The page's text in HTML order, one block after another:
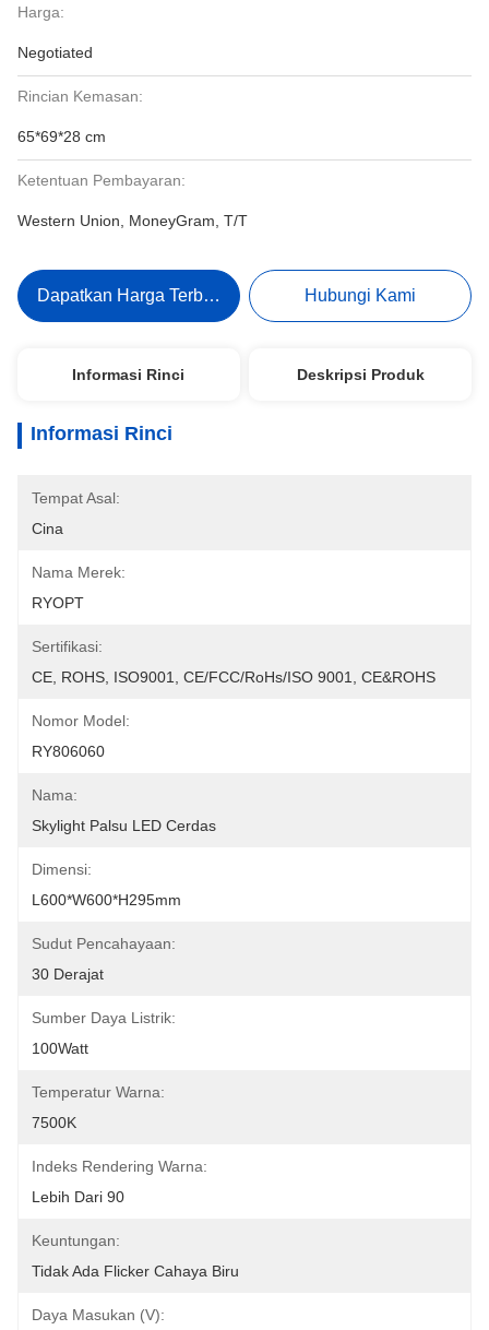
Harga:
Negotiated
Rincian Kemasan:
65*69*28 cm
Ketentuan Pembayaran:
Western Union, MoneyGram, T/T
Dapatkan Harga Terbaik Hubungi Kami
Informasi Rinci Deskripsi Produk
Informasi Rinci
Tempat Asal:
Cina
Nama Merek:
RYOPT
Sertifikasi:
CE, ROHS, ISO9001, CE/FCC/RoHs/ISO 9001, CE&ROHS
Nomor Model:
RY806060
Nama:
Skylight Palsu LED Cerdas
Dimensi:
L600*W600*H295mm
Sudut Pencahayaan:
30 Derajat
Sumber Daya Listrik:
100Watt
Temperatur Warna:
7500K
Indeks Rendering Warna:
Lebih Dari 90
Keuntungan:
Tidak Ada Flicker Cahaya Biru
Daya Masukan (V):